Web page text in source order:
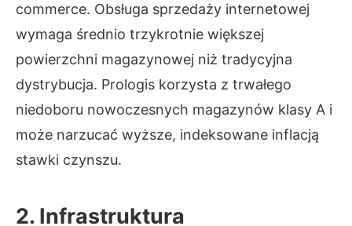
commerce. Obsługa sprzedaży internetowej
wymaga średnio trzykrotnie większej
powierzchni magazynowej niż tradycyjna
dystrybucja. Prologis korzysta z trwałego
niedoboru nowoczesnych magazynów klasy A i
może narzucać wyższe, indeksowane inflacją
stawki czynszu.
2. Infrastruktura